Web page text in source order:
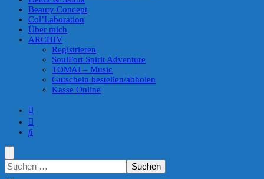
Beauty Concept
Col’Laboration
Über mich
ARCHIV
Registrieren
SoulFort Spirit Adventure
TOMAI – Music
Gutschein bestellen/abholen
Kasse Online
Suchen
nach: